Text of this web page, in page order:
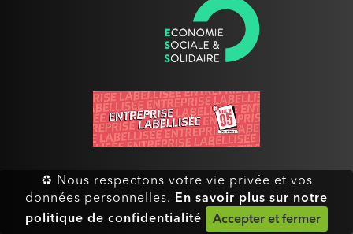
♻ Nous respectons votre vie privée et vos
données personnelles. En savoir plus sur notre
politique de confidentialité
Accepter et fermer